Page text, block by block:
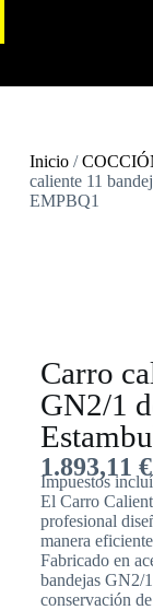
Inicio/
caliente 11
EMPBQ1
Carro
GN2/1
1.893,11 €
Impuestos
El Carro
profesional
manera
Fabricado en
bandejas GN2/
conservación